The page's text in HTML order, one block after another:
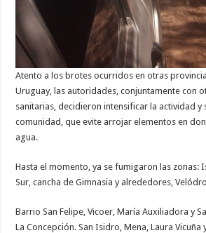
Atento a los brotes ocurridos en otras
Uruguay, las autoridades, conjuntamente con
sanitarias, decidieron intensificar la actividad y
comunidad, que evite arrojar elementos en
agua.
Hasta el momento, ya se fumigaron las zonas:
Sur, cancha de Gimnasia y alrededores,
Barrio San Felipe, Vicoer, María Auxiliadora y
La Concepción. San Isidro, Mena, Laura Vicuña